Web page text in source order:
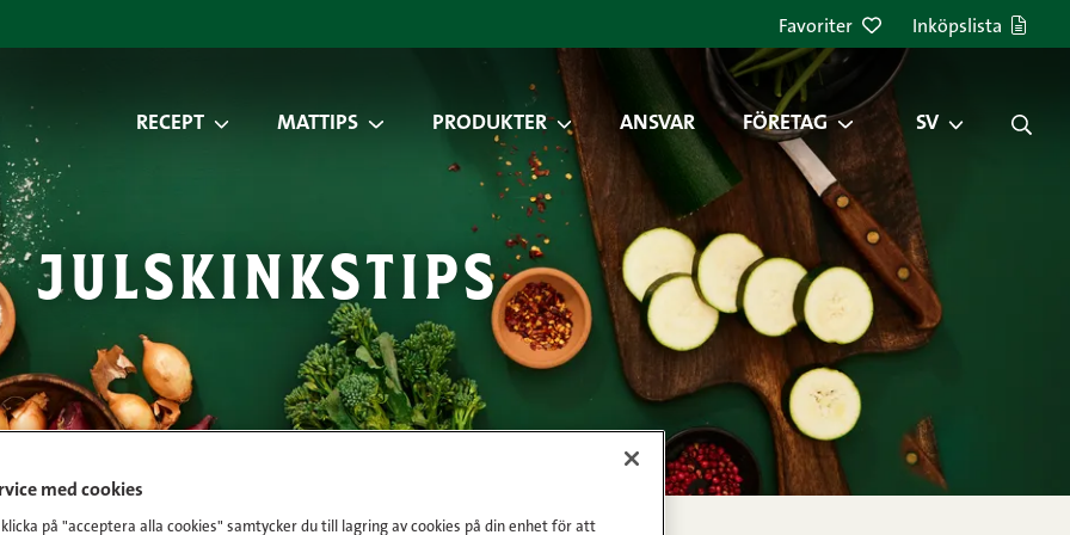
Favoriter Inköpslista
RECEPT MATTIPS PRODUKTER ANSVAR FÖRETAG SV
julskinkstips
med cookies
på "acceptera alla cookies" samtycker du till lagring av cookies på din enhet för att